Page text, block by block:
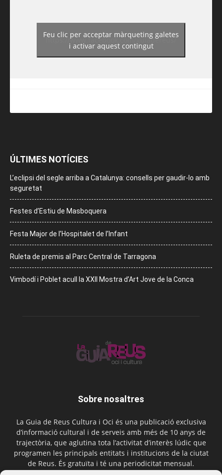
https://www.facebook.com/guiadereus/
Feu clic per acceptar màrqueting galetes
i activar aquest contingut
ÚLTIMES NOTÍCIES
L’eclipsi del segle arriba a Catalunya: consells per gaudir-lo amb
seguretat
Festes d’Estiu de Masboquera
Festa Major de l’Hospitalet de l’Infant
Ruleta de premis al Parc Central de Tarragona
Vimbodí i Poblet acull la XXII Mostra d’Art Jove de la Conca
Sobre nosaltres
La Guia de Reus Cultura i Oci és una publicació exclusiva
d’informació cultural i de serveis amb més de 10 anys de
trajectòria, que aglutina tota l’activitat d’interès lúdic que
programen les principals entitats i institucions de la ciutat
de Reus. És gratuïta i té una periodicitat mensual.